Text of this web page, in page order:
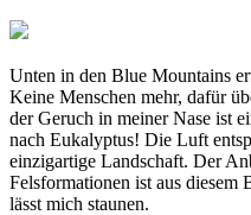
Unten in den Blue Mountains
Keine Menschen mehr, dafür
der Geruch in meiner Nase ist
nach Eukalyptus! Die Luft
einzigartige Landschaft. Der
Felsformationen ist aus
lässt mich staunen.